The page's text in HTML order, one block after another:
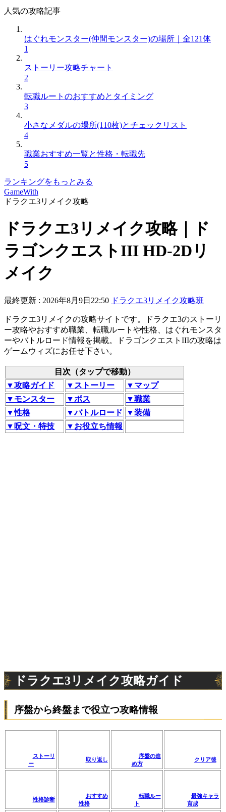
人気の攻略記事
はぐれモンスター(仲間モンスター)の場所｜全121体
1
ストーリー攻略チャート
2
転職ルートのおすすめとタイミング
3
小さなメダルの場所(110枚)とチェックリスト
4
職業おすすめ一覧と性格・転職先
5
ランキングをもっとみる
GameWith
ドラクエ3リメイク攻略
ドラクエ3リメイク攻略｜ド
ラゴンクエストIII HD-2Dリ
メイク
最終更新 : 2026年8月9日22:50 ドラクエ3リメイク攻略班
ドラクエ3リメイクの攻略サイトです。ドラクエ3のストーリ
ー攻略やおすすめ職業、転職ルートや性格、はぐれモンスタ
ーやバトルロード情報を掲載。ドラゴンクエストIIIの攻略は
ゲームウィズにお任せ下さい。
目次（タップで移動）
▼攻略ガイド
▼ストーリー
▼マップ
▼モンスター
▼ボス
▼職業
▼性格
▼バトルロード
▼装備
▼呪文・特技
▼お役立ち情報
ドラクエ3リメイク攻略ガイド
序盤から終盤まで役立つ攻略情報
ストーリ
ー
取り返し
序盤の進
め方
クリア後
性格診断
おすすめ
性格
転職ルー
ト
最強キャラ
育成